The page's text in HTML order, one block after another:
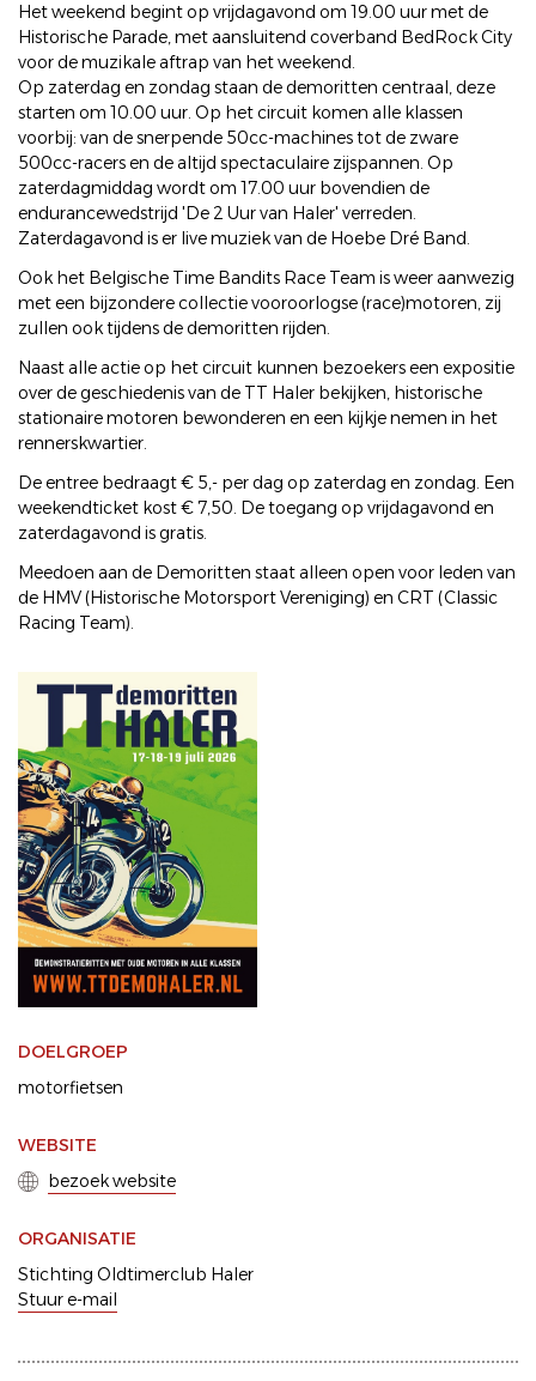
Het weekend begint op vrijdagavond om 19.00 uur met de
Historische Parade, met aansluitend coverband BedRock City
voor de muzikale aftrap van het weekend.
Op zaterdag en zondag staan de demoritten centraal, deze
starten om 10.00 uur. Op het circuit komen alle klassen
voorbij: van de snerpende 50cc-machines tot de zware
500cc-racers en de altijd spectaculaire zijspannen. Op
zaterdagmiddag wordt om 17.00 uur bovendien de
endurancewedstrijd 'De 2 Uur van Haler' verreden.
Zaterdagavond is er live muziek van de Hoebe Dré Band.
Ook het Belgische Time Bandits Race Team is weer aanwezig
met een bijzondere collectie vooroorlogse (race)motoren, zij
zullen ook tijdens de demoritten rijden.
Naast alle actie op het circuit kunnen bezoekers een expositie
over de geschiedenis van de TT Haler bekijken, historische
stationaire motoren bewonderen en een kijkje nemen in het
rennerskwartier.
De entree bedraagt € 5,- per dag op zaterdag en zondag. Een
weekendticket kost € 7,50. De toegang op vrijdagavond en
zaterdagavond is gratis.
Meedoen aan de Demoritten staat alleen open voor leden van
de HMV (Historische Motorsport Vereniging) en CRT (Classic
Racing Team).
DOELGROEP
motorfietsen
WEBSITE
bezoek website
ORGANISATIE
Stichting Oldtimerclub Haler
Stuur e-mail